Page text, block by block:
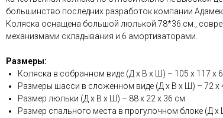
большинство последних разработок компании
Коляска оснащена большой люлькой 78*36 см.,
механизмами складывания и 6 амортизаторами.
Размеры:
Коляска в собранном виде (Д х В х Ш) – 105 х 117 х
Размеры шасси в сложенном виде (Д х В х Ш) – 72 х
Размер люльки (Д х В х Ш) – 88 х 22 х 36 см.
Размер спального места в прогулочном блоке (Д х